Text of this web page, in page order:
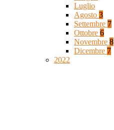
Luglio
Agosto 3
Settembre 7
Ottobre 6
Novembre 8
Dicembre 7
2022